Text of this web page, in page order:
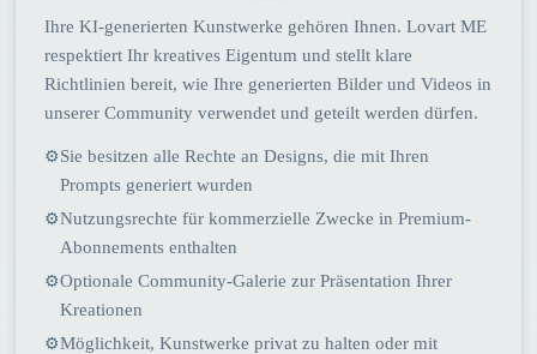
Ihre KI-generierten Kunstwerke gehören Ihnen. Lovart ME
respektiert Ihr kreatives Eigentum und stellt klare
Richtlinien bereit, wie Ihre generierten Bilder und Videos in
unserer Community verwendet und geteilt werden dürfen.
⚙ Sie besitzen alle Rechte an Designs, die mit Ihren
Prompts generiert wurden
⚙Nutzungsrechte für kommerzielle Zwecke in Premium-
Abonnements enthalten
⚙Optionale Community-Galerie zur Präsentation Ihrer
Kreationen
⚙Möglichkeit, Kunstwerke privat zu halten oder mit